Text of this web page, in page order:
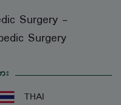
Surgery -
Surgery
း
THAI